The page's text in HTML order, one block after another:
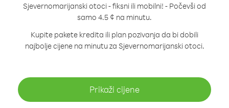
Sjevernomarijanski otoci - fiksni ili mobilni! - Počevši od
samo 4.5 ¢ na minutu.
Kupite pakete kredita ili plan pozivanja da bi dobili
najbolje cijene na minutu za Sjevernomarijanski otoci.
Prikaži cijene